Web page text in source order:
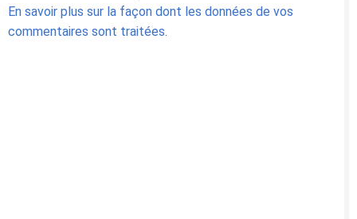
En savoir plus sur la façon dont les données de vos
commentaires sont traitées.